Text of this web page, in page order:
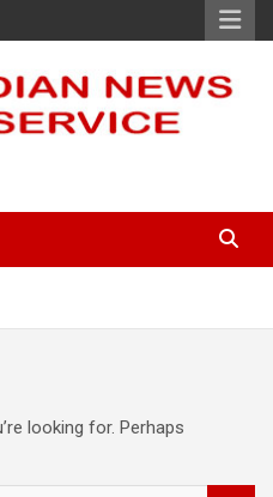
looking for. Perhaps